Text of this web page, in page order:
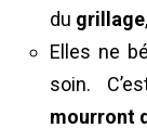
du grillage
Elles ne
soin.
mourront